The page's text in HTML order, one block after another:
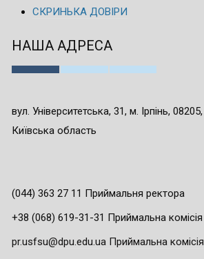
СКРИНЬКА ДОВІРИ
НАША АДРЕСА
вул. Університетська, 31, м. Ірпінь, 08205,
Київська область
(044) 363 27 11 Приймальня ректора
+38 (068) 619-31-31 Приймальна комісія
pr.usfsu@dpu.edu.ua Приймальна комісія